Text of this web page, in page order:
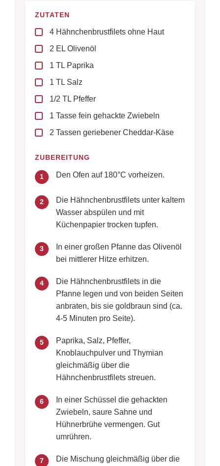
ZUTATEN
4 Hähnchenbrustfilets ohne Haut
2 EL Olivenöl
1 TL Paprika
1 TL Salz
1/2 TL Pfeffer
1 Tasse fein gehackte Zwiebeln
2 Tassen geriebener Cheddar-Käse
ZUBEREITUNG
1 Den Ofen auf 180°C vorheizen.
2
Die Hähnchenbrustfilets unter kaltem
Wasser abspülen und mit
Küchenpapier trocken tupfen.
3
In einer großen Pfanne das Olivenöl
bei mittlerer Hitze erhitzen.
4
Die Hähnchenbrustfilets in die
Pfanne legen und von beiden Seiten
anbraten, bis sie goldbraun sind (ca.
4-5 Minuten pro Seite).
5
Paprika, Salz, Pfeffer,
Knoblauchpulver und Thymian
gleichmäßig über die
Hähnchenbrustfilets streuen.
6
In einer Schüssel die gehackten
Zwiebeln, saure Sahne und
Hühnerbrühe vermengen. Gut
umrühren.
7
Die Mischung gleichmäßig über die